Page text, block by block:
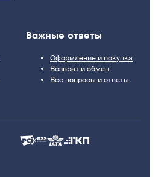
Важные ответы
Оформление и покупка
Возврат и обмен
Все вопросы и ответы